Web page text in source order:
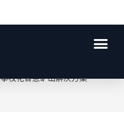
攀枝花智慧矿山解决方案